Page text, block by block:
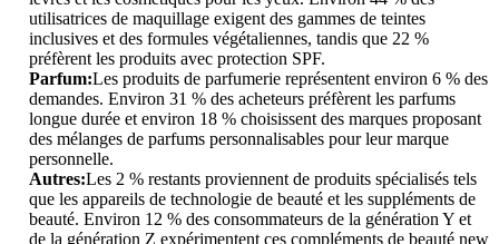
utilisatrices de maquillage exigent des gammes de teintes
inclusives et des formules végétaliennes, tandis que 22 %
préfèrent les produits avec protection SPF.
Parfum:Les produits de parfumerie représentent environ 6 % des
demandes. Environ 31 % des acheteurs préfèrent les parfums
longue durée et environ 18 % choisissent des marques proposant
des mélanges de parfums personnalisables pour leur marque
personnelle.
Autres:Les 2 % restants proviennent de produits spécialisés tels
que les appareils de technologie de beauté et les suppléments de
beauté. Environ 12 % des consommateurs de la génération Y et
de la génération Z expérimentent ces compléments de beauté new